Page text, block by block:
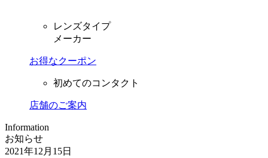
レンズタイプ
メーカー
お得なクーポン
初めてのコンタクト
店舗のご案内
Information
お知らせ
2021年12月15日